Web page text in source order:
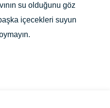
su olduğunu göz
içecekleri suyun